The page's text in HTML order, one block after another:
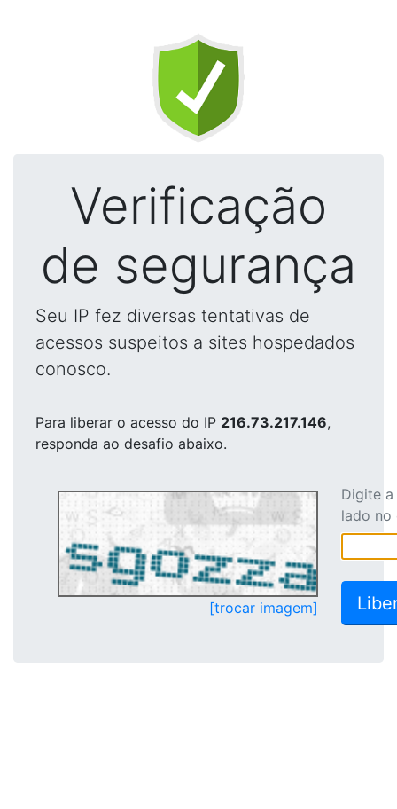
Verificação
de segurança
Seu IP fez diversas tentativas de
acessos suspeitos a sites hospedados
conosco.
Para liberar o acesso do IP 216.73.217.146,
responda ao desafio abaixo.
[trocar imagem]
Digite
lado no